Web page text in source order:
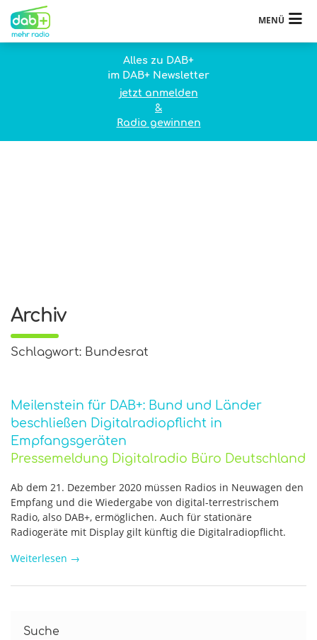
MENÜ
Alles zu DAB+
im DAB+ Newsletter
jetzt anmelden
&
Radio gewinnen
Archiv
Schlagwort: Bundesrat
Meilenstein für DAB+: Bund und Länder
beschließen Digitalradiopflicht in
Empfangsgeräten
Pressemeldung Digitalradio Büro Deutschland
Ab dem 21. Dezember 2020 müssen Radios in Neuwagen den
Empfang und die Wiedergabe von digital-terrestrischem
Radio, also DAB+, ermöglichen. Auch für stationäre
Radiogeräte mit Display gilt künftig die Digitalradiopflicht.
Weiterlesen →
Suche